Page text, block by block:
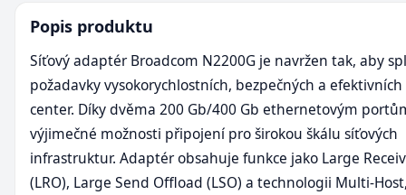
Popis produktu
Síťový adaptér Broadcom N2200G je navržen tak, aby
požadavky vysokorychlostních, bezpečných a
center. Díky dvěma 200 Gb/400 Gb ethernetovým
výjimečné možnosti připojení pro širokou škálu síťových
infrastruktur. Adaptér obsahuje funkce jako Large
(LRO), Large Send Offload (LSO) a technologii Multi-